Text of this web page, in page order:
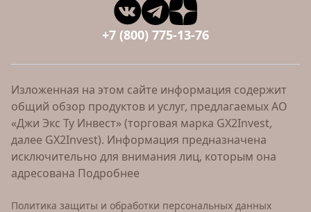
+7 (800) 775-13-76
Изложенная на этом сайте информация содержит
общий обзор продуктов и услуг, предлагаемых АО
«Джи Экс Ту Инвест» (торговая марка GX2Invest,
далее GX2Invest). Информация предназначена
исключительно для внимания лиц, которым она
адресована Подробнее
Политика защиты и обработки персональных данных